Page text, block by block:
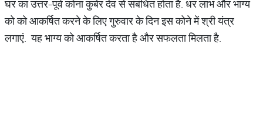
घर का उत्तर-पूर्व कोना कुबेर देव से संबंधित होता है. धर लाभ और भाग्य
को को आकर्षित करने के लिए गुरुवार के दिन इस कोने में श्री यंत्र
लगाएं. यह भाग्य को आकर्षित करता है और सफलता मिलता है.